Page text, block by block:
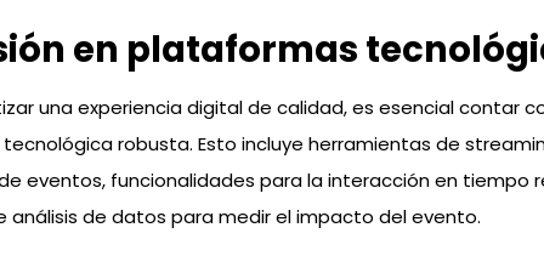
en plataformas
una experiencia digital de calidad, es esencial contar
robusta. Esto incluye herramientas de
eventos, funcionalidades para la interacción en tiempo
análisis de datos para medir el impacto del evento.